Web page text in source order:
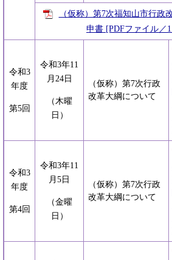
（仮称）第7次福知山市行政
申書 [PDFファイル／
令和3
年度
第5回
令和3年11
月24日
（木曜
日）
（仮称）第7次行政
改革大綱について
令和3
年度
第4回
令和3年11
月5日
（金曜
日）
（仮称）第7次行政
改革大綱について